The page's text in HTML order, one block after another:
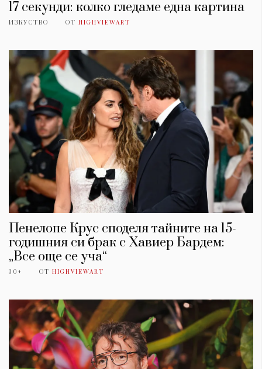
17 секунди: колко гледаме една картина
ИЗКУСТВО ОТ HIGHVIEWART
Пенелопе Крус споделя тайните на 15-
годишния си брак с Хавиер Бардем:
„Все още се уча“
30+ ОТ HIGHVIEWART